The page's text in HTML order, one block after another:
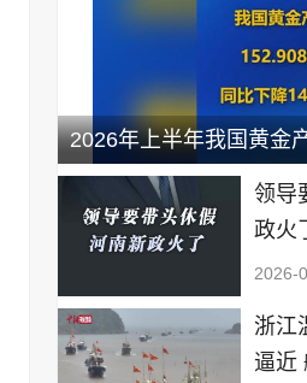
2026年上半年我国黄金
降14.62%
领导
政火
2026-
浙江
逼近